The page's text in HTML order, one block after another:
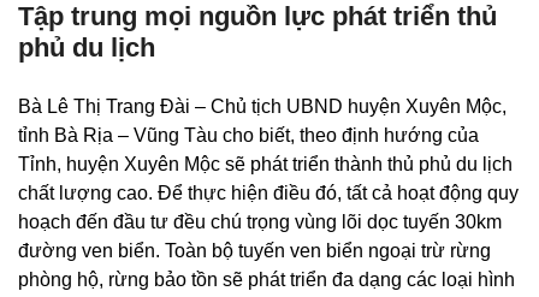
Tập trung mọi nguồn lực phát triển thủ
phủ du lịch
Bà Lê Thị Trang Đài – Chủ tịch UBND huyện Xuyên Mộc,
tỉnh Bà Rịa – Vũng Tàu cho biết, theo định hướng của
Tỉnh, huyện Xuyên Mộc sẽ phát triển thành thủ phủ du lịch
chất lượng cao. Để thực hiện điều đó, tất cả hoạt động quy
hoạch đến đầu tư đều chú trọng vùng lõi dọc tuyến 30km
đường ven biển. Toàn bộ tuyến ven biển ngoại trừ rừng
phòng hộ, rừng bảo tồn sẽ phát triển đa dạng các loại hình